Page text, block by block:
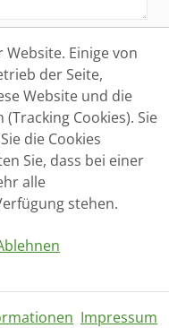
die Bewerber-
dass ich
kann.
Einige von
der Seite,
Website und die
Cookies). Sie
die Cookies
Sie, dass bei einer
alle
stehen.
Impressum